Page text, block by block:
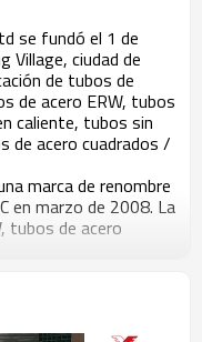
se fundó el 1 de
Village, ciudad de
de tubos de
de acero ERW, tubos
caliente, tubos sin
de acero cuadrados /
marca de renombre
en marzo de 2008. La
tubos de acero
y tubos de acero
Youfa Group ha
de China en